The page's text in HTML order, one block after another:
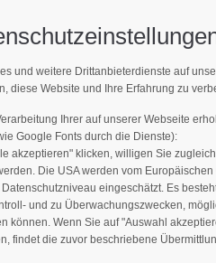
Mailadresse)
Support
Lorem ipsum
24h
365days
und weitere Drittanbieterdienste auf
diese Website und Ihre Erfahrung zu
Ihrer auf unserer Webseite
Google Fonts durch die Dienste):
akzeptieren" klicken, willigen Sie
Die USA werden vom
eingeschätzt. Es
und zu Überwachungszwecken,
können. Wenn Sie auf "Auswahl
findet die zuvor beschriebene